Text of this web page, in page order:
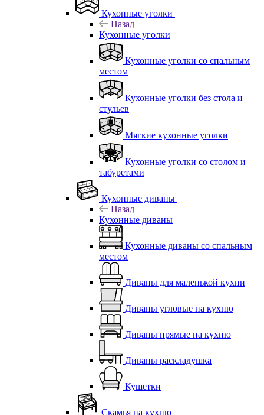
Кухонные уголки
Назад
Кухонные уголки
Кухонные уголки со спальным
местом
Кухонные уголки без стола и
стульев
Мягкие кухонные уголки
Кухонные уголки со столом и
табуретами
Кухонные диваны
Назад
Кухонные диваны
Кухонные диваны со спальным
местом
Диваны для маленькой кухни
Диваны угловые на кухню
Диваны прямые на кухню
Диваны раскладушка
Кушетки
Скамья на кухню